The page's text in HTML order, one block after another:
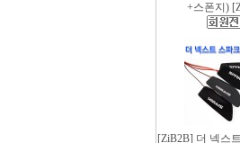
+스폰지)
[ZiB2B] 더 넥스